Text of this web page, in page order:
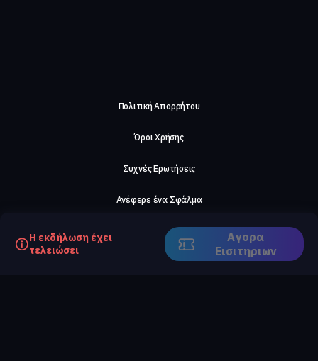
Η εκδήλωση έχει
τελειώσει
Αγορα
Eισιτηριων
Πολιτική Απορρήτου
Όροι Χρήσης
Συχνές Ερωτήσεις
Ανέφερε ένα Σφάλμα
Σχετικά με μας
Careers